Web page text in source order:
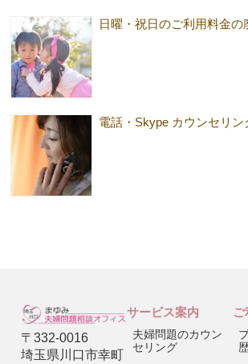
日曜・祝日のご利用料金の
電話・Skype カウンセリン
〒332-0016
埼玉県川口市幸町
サービス案内
夫婦問題のカウン
セリング